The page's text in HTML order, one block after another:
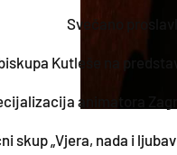
Svečano
Kutleše na
animatora
skup „Vjera, nada i